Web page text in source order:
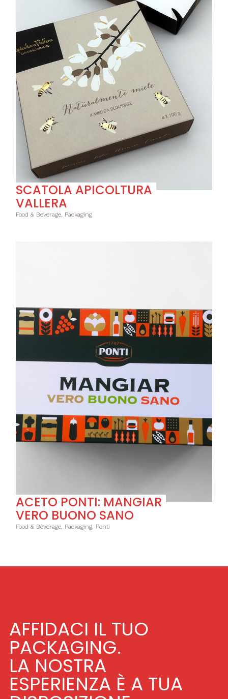
SCATOLA APICOLTURA
VALLERA
Food & Beverage, Packaging
ACETO PONTI: MANGIAR
VERO BUONO SANO
Food & Beverage, Packaging, Ponti
AFFIDACI IL TUO
PACKAGING.
LA NOSTRA
ESPERIENZA È A TUA